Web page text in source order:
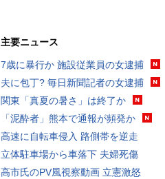
主要ニュース
7歳に暴行か 施設従業員の女逮捕
夫に包丁? 毎日新聞記者の女逮捕
関東「真夏の暑さ」は終了か
「泥酔者」熊本で通報が頻発か
高速に自転車侵入 路側帯を逆走
立体駐車場から車落下 夫婦死傷
高市氏のPV風視察動画 立憲激怒